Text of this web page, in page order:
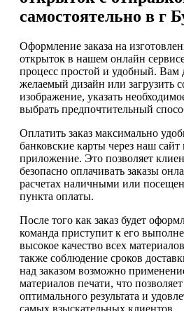
самостоятельно в г
Оформление заказа на
открыток в нашем онлайн
процесс простой и удобный. Вам
желаемый дизайн или загрузить
изображение, указать
выбрать предпочтительный
Оплатить заказ максимально
банковские карты через наш
приложение. Это позволяет
безопасно оплачивать заказы
расчетах наличными или
пункта оплаты.
После того как заказ будет
команда приступит к его
высокое качество всех
также соблюдение сроков
над заказом возможно
материалов печати, что
оптимального результата и
самых взыскательных клиентов.